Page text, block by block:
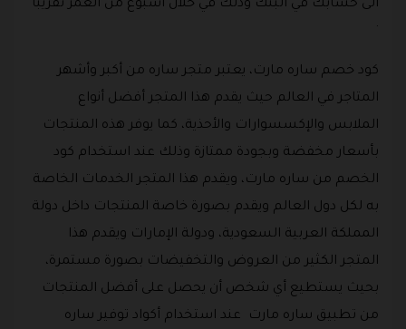
الى حسابك في البنك وذلك في خلال أسبوع من العمر تقريبا
.
كود خصم ساره مارت، يعتبر متجر ساره من أكبر وأشهر
المتاجر في العالم حيث يقدم هذا المتجر أفضل أنواع
الملابس والإكسسوارات والأحذية، كما يوفر هذه المنتجات
بأسعار مخفضة وبجودة ممتازة وذلك عند استخدام كود
الخصم من ساره مارت، ويقدم هذا المتجر الخدمات الخاصة
به لكل دول العالم ويقدم بصورة خاصة المنتجات داخل دولة
المملكة العربية السعودية، ودولة الإمارات ويقدم هذا
المتجر الكثير من العروض والتخفيضات بصورة مستمرة،
بحيث يستطيع أي شخص أن يحصل على أفضل المنتجات
من تطبيق ساره مارت عند استخدام أكواد توفير ساره